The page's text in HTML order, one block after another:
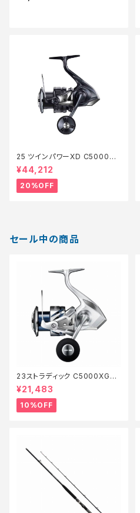
25 ツインパワーXD C5000XG
【特価リール】【20】
¥44,212
20%OFF
セール中の商品
23ストラディック C5000XG
【継続セール_リール】【10】
¥21,483
10%OFF